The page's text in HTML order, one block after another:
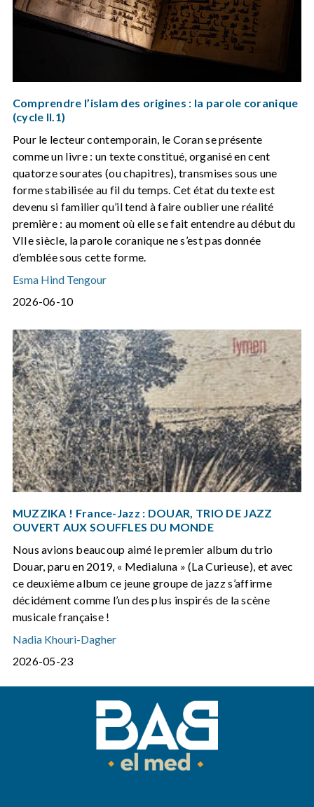
Comprendre l’islam des origines : la parole coranique
(cycle II.1)
Pour le lecteur contemporain, le Coran se présente
comme un livre : un texte constitué, organisé en cent
quatorze sourates (ou chapitres), transmises sous une
forme stabilisée au fil du temps. Cet état du texte est
devenu si familier qu’il tend à faire oublier une réalité
première : au moment où elle se fait entendre au début du
VIIe siècle, la parole coranique ne s’est pas donnée
d’emblée sous cette forme.
Esma Hind Tengour
2026-06-10
MUZZIKA ! France-Jazz : DOUAR, TRIO DE JAZZ
OUVERT AUX SOUFFLES DU MONDE
Nous avions beaucoup aimé le premier album du trio
Douar, paru en 2019, « Medialuna » (La Curieuse), et avec
ce deuxième album ce jeune groupe de jazz s’affirme
décidément comme l’un des plus inspirés de la scène
musicale française !
Nadia Khouri-Dagher
2026-05-23